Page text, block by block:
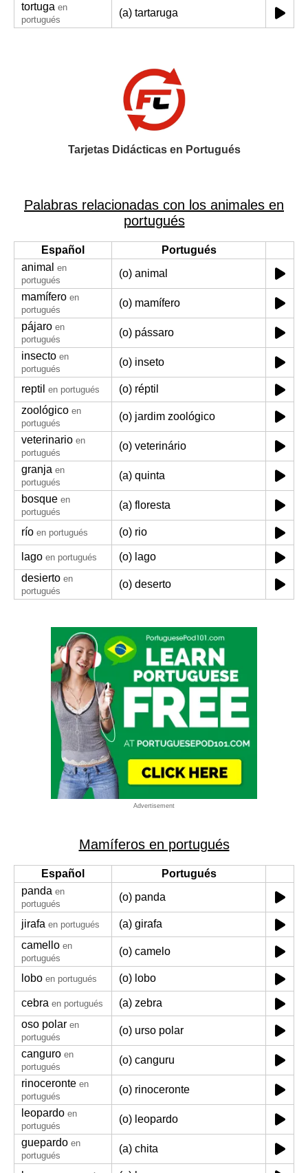
tortuga en
portugués
(a) tartaruga
Tarjetas Didácticas en Portugués
Palabras relacionadas con los animales en
portugués
Español
Portugués
animal en
portugués
(o) animal
mamífero en
portugués
(o) mamífero
pájaro en
portugués
(o) pássaro
insecto en
portugués
(o) inseto
reptil en portugués
(o) réptil
zoológico en
portugués
(o) jardim zoológico
veterinario en
portugués
(o) veterinário
granja en
portugués
(a) quinta
bosque en
portugués
(a) floresta
río en portugués (o) rio
lago en portugués
(o) lago
desierto en
portugués
(o) deserto
Advertisement
Mamíferos en portugués
Español
Portugués
panda en
portugués
(o) panda
jirafa en portugués
(a) girafa
camello en
portugués
(o) camelo
lobo en portugués (o) lobo
cebra en portugués
(a) zebra
oso polar en
portugués
(o) urso polar
canguro en
portugués
(o) canguru
rinoceronte en
portugués
(o) rinoceronte
leopardo en
portugués
(o) leopardo
guepardo en
portugués
(a) chita